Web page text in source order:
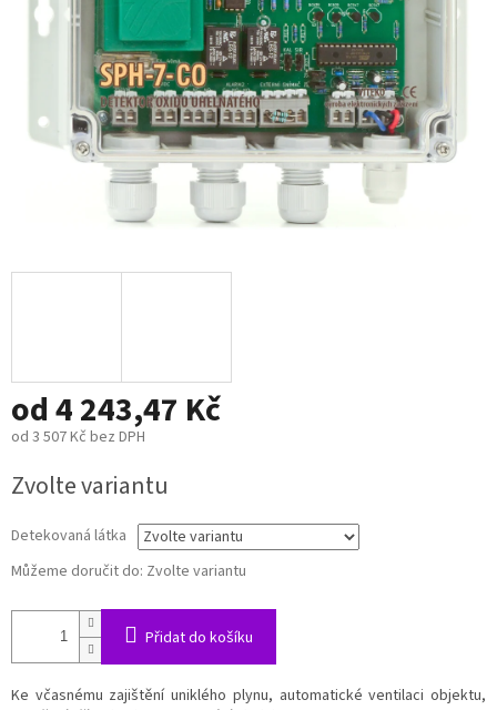
od4 243,47 Kč
od 3 507 Kč bez DPH
cena:
Zvolte variantu
Detekovaná látka
Můžeme doručit do: Zvolte variantu
Přidat do košíku
Ke včasnému zajištění uniklého plynu, automatické ventilaci objektu,